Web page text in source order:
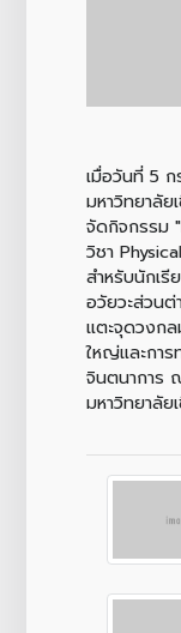
เมื่อวันที่ 5
มหาวิทยาลัย
จัดกิจกรรม
วิชา
สำหรับนักเรี
อวัยวะส่วนต่
แตะจุดวงก
ใหญ่และการ
จินตนาการ
มหาวิทยาลัย